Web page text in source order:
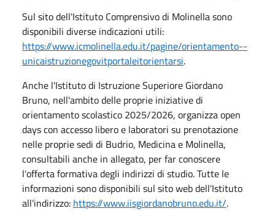
Sul sito dell'Istituto Comprensivo di Molinella sono
disponibili diverse indicazioni utili:
https://www.icmolinella.edu.it/pagine/orientamento--
unicaistruzionegovitportaleitorientarsi.
Anche l'Istituto di Istruzione Superiore Giordano
Bruno, nell'ambito delle proprie iniziative di
orientamento scolastico 2025/2026, organizza open
days con accesso libero e laboratori su prenotazione
nelle proprie sedi di Budrio, Medicina e Molinella,
consultabili anche in allegato, per far conoscere
l'offerta formativa degli indirizzi di studio. Tutte le
informazioni sono disponibili sul sito web dell'Istituto
all'indirizzo: https://www.iisgiordanobruno.edu.it/.